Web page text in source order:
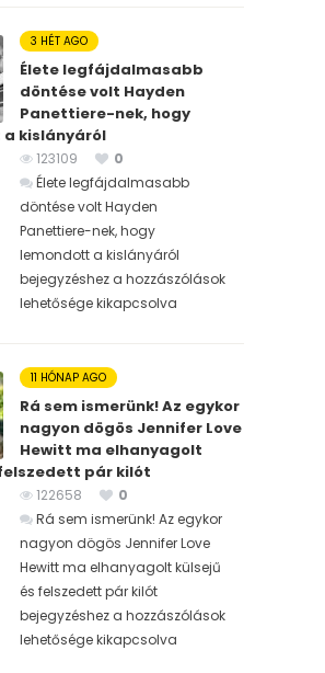
3 HÉT AGO
Élete legfájdalmasabb
döntése volt Hayden
Panettiere-nek, hogy
kislányáról
123109
0
Élete legfájdalmasabb
döntése volt Hayden
Panettiere-nek, hogy
lemondott a kislányáról
bejegyzéshez a hozzászólások
lehetősége kikapcsolva
11 HÓNAP AGO
Rá sem ismerünk! Az egykor
nagyon dögös Jennifer Love
Hewitt ma elhanyagolt
pár kilót
122658
0
Rá sem ismerünk! Az egykor
nagyon dögös Jennifer Love
Hewitt ma elhanyagolt külsejű
és felszedett pár kilót
bejegyzéshez a hozzászólások
lehetősége kikapcsolva